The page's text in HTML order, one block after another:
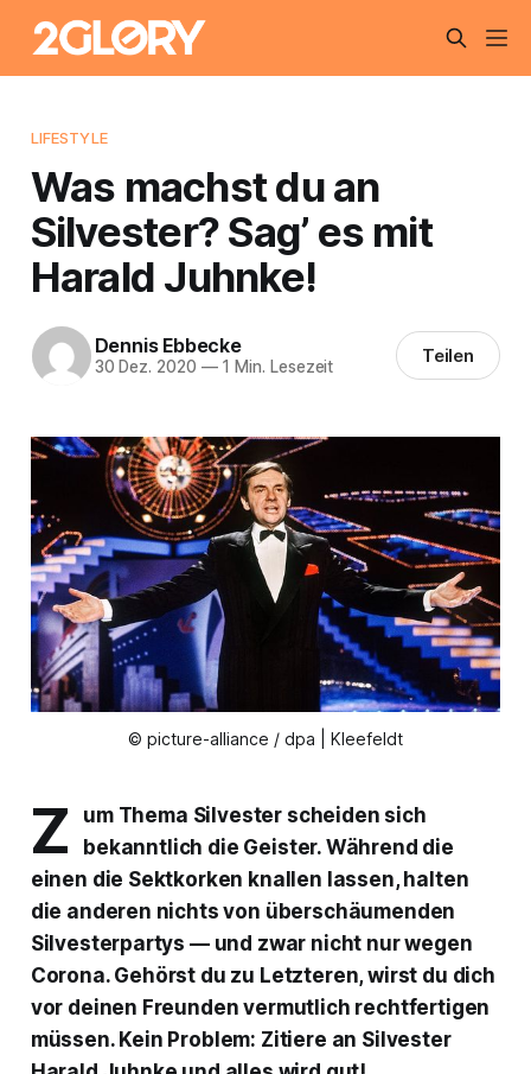
LIFESTYLE
Was machst du an
Silvester? Sag’ es mit
Harald Juhnke!
Dennis Ebbecke
30 Dez. 2020 —1 Min. Lesezeit Teilen
© picture-alliance / dpa | Kleefeldt
Z
um Thema Silvester scheiden sich
bekanntlich die Geister. Während die
einen die Sektkorken knallen lassen, halten
die anderen nichts von überschäumenden
Silvesterpartys — und zwar nicht nur wegen
Corona. Gehörst du zu Letzteren, wirst du dich
vor deinen Freunden vermutlich rechtfertigen
müssen. Kein Problem: Zitiere an Silvester